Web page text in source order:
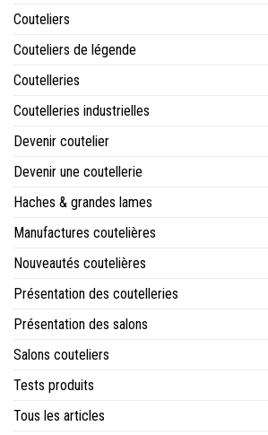
Couteliers
Couteliers de légende
Coutelleries
Coutelleries industrielles
Devenir coutelier
Devenir une coutellerie
Haches & grandes lames
Manufactures coutelières
Nouveautés coutelières
Présentation des coutelleries
Présentation des salons
Salons couteliers
Tests produits
Tous les articles